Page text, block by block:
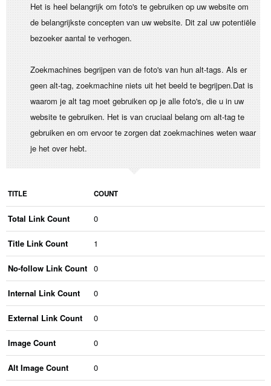
Het is heel belangrijk om foto's te gebruiken op uw website om
de belangrijkste concepten van uw website. Dit zal uw potentiële
bezoeker aantal te verhogen.
Zoekmachines begrijpen van de foto's van hun alt-tags. Als er
geen alt-tag, zoekmachine niets uit het beeld te begrijpen.Dat is
waarom je alt tag moet gebruiken op je alle foto's, die u in uw
website te gebruiken. Het is van cruciaal belang om alt-tag te
gebruiken en om ervoor te zorgen dat zoekmachines weten waar
je het over hebt.
TITLE COUNT
Total Link Count 0
Title Link Count 1
No-follow Link Count 0
Internal Link Count 0
External Link Count 0
Image Count 0
Alt Image Count 0